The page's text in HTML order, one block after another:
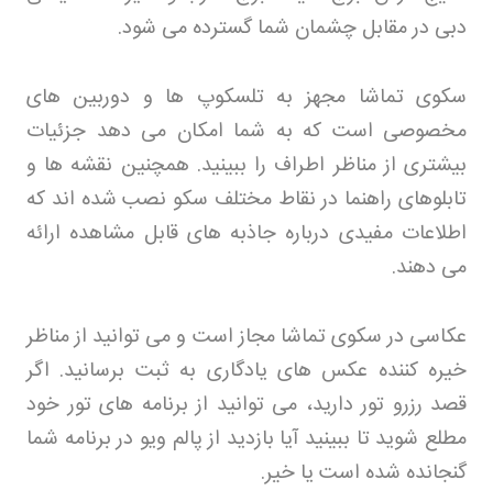
دبی در مقابل چشمان شما گسترده می شود.
سکوی تماشا مجهز به تلسکوپ ها و دوربین های
مخصوصی است که به شما امکان می دهد جزئیات
بیشتری از مناظر اطراف را ببینید. همچنین نقشه ها و
تابلوهای راهنما در نقاط مختلف سکو نصب شده اند که
اطلاعات مفیدی درباره جاذبه های قابل مشاهده ارائه
می دهند.
عکاسی در سکوی تماشا مجاز است و می توانید از مناظر
خیره کننده عکس های یادگاری به ثبت برسانید. اگر
قصد رزرو تور دارید، می توانید از برنامه های تور خود
مطلع شوید تا ببینید آیا بازدید از پالم ویو در برنامه شما
گنجانده شده است یا خیر.